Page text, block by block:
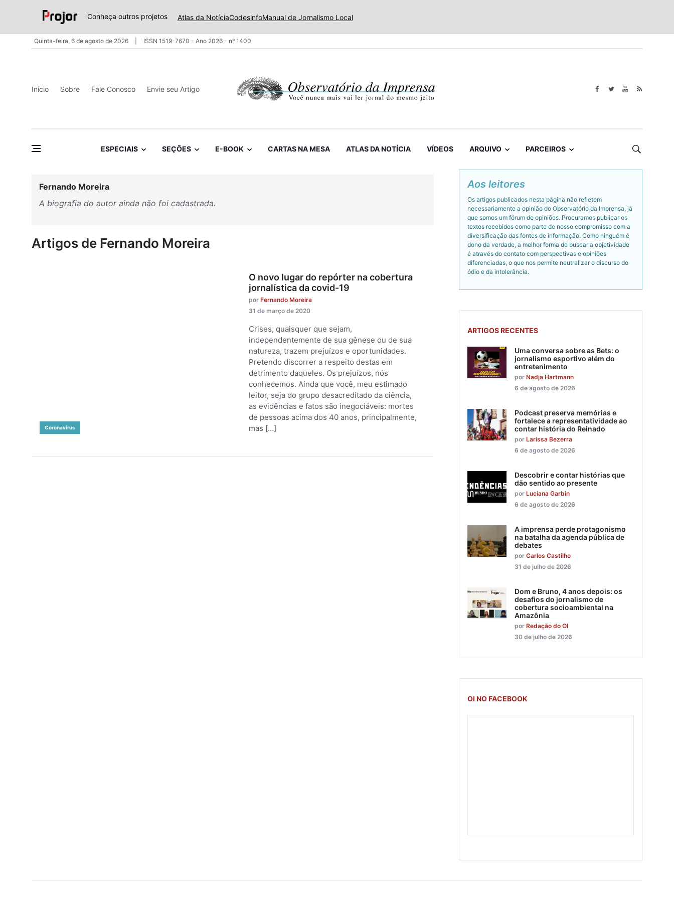
Conheça outros projetos Atlas da NotíciaCodesinfoManual de Jornalismo Local
Quinta-feira, 6 de agosto de 2026 ISSN 1519-7670 - Ano 2026 - nº 1400
Início Sobre Fale Conosco Envie seu Artigo
ESPECIAIS SEÇÕES E-BOOK CARTAS NA MESA ATLAS DA NOTÍCIA VÍDEOS ARQUIVO PARCEIROS
Fernando Moreira
A biografia do autor ainda não foi cadastrada.
Artigos de Fernando Moreira
Coronavírus
O novo lugar do repórter na cobertura
jornalística da covid-19
por Fernando Moreira
31 de março de 2020
Crises, quaisquer que sejam,
independentemente de sua gênese ou de sua
natureza, trazem prejuízos e oportunidades.
Pretendo discorrer a respeito destas em
detrimento daqueles. Os prejuízos, nós
conhecemos. Ainda que você, meu estimado
leitor, seja do grupo desacreditado da ciência,
as evidências e fatos são inegociáveis: mortes
de pessoas acima dos 40 anos, principalmente,
mas […]
Aos leitores
Os artigos publicados nesta página não refletem
necessariamente a opinião do Observatório da Imprensa, já
que somos um fórum de opiniões. Procuramos publicar os
textos recebidos como parte de nosso compromisso com a
diversificação das fontes de informação. Como ninguém é
dono da verdade, a melhor forma de buscar a objetividade
é através do contato com perspectivas e opiniões
diferenciadas, o que nos permite neutralizar o discurso do
ódio e da intolerância.
ARTIGOS RECENTES
Uma conversa sobre as Bets: o
jornalismo esportivo além do
entretenimento
por Nadja Hartmann
6 de agosto de 2026
Podcast preserva memórias e
fortalece a representatividade ao
contar história do Reinado
por Larissa Bezerra
6 de agosto de 2026
Descobrir e contar histórias que
dão sentido ao presente
por Luciana Garbin
6 de agosto de 2026
A imprensa perde protagonismo
na batalha da agenda pública de
debates
por Carlos Castilho
31 de julho de 2026
Dom e Bruno, 4 anos depois: os
desafios do jornalismo de
cobertura socioambiental na
Amazônia
por Redação do OI
30 de julho de 2026
OI NO FACEBOOK